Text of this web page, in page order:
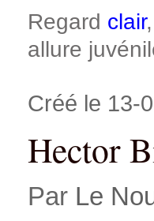
Regard clair
allure
Créé le 13-
Hector
Par Le